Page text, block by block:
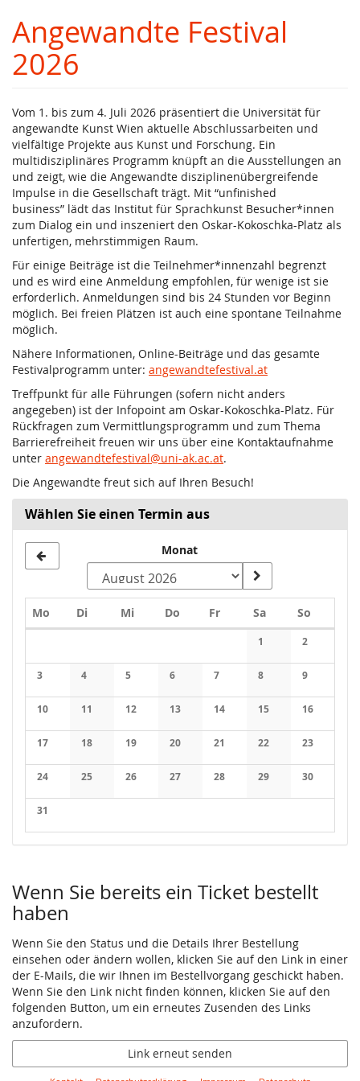
Haupt-
Inhalt
springen
Angewandte Festival
2026
Vom 1. bis zum 4. Juli 2026 präsentiert die Universität für
angewandte Kunst Wien aktuelle Abschlussarbeiten und
vielfältige Projekte aus Kunst und Forschung. Ein
multidisziplinäres Programm knüpft an die Ausstellungen an
und zeigt, wie die Angewandte disziplinenübergreifende
Impulse in die Gesellschaft trägt. Mit “unfinished
business” lädt das Institut für Sprachkunst Besucher*innen
zum Dialog ein und inszeniert den Oskar-Kokoschka-Platz als
unfertigen, mehrstimmigen Raum.
Für einige Beiträge ist die Teilnehmer*innenzahl begrenzt
und es wird eine Anmeldung empfohlen, für wenige ist sie
erforderlich. Anmeldungen sind bis 24 Stunden vor Beginn
möglich. Bei freien Plätzen ist auch eine spontane Teilnahme
möglich.
Nähere Informationen, Online-Beiträge und das gesamte
Festivalprogramm unter: angewandtefestival.at
Treffpunkt für alle Führungen (sofern nicht anders
angegeben) ist der Infopoint am Oskar-Kokoschka-Platz. Für
Rückfragen zum Vermittlungsprogramm und zum Thema
Barrierefreiheit freuen wir uns über eine Kontaktaufnahme
unter angewandtefestival@uni-ak.ac.at.
Die Angewandte freut sich auf Ihren Besuch!
Wählen Sie einen Termin aus
Monat
Mo Montag
DiDienstag
MiMittwoch
Do Donnerstag
FrFreitagSaSamstag
So
1
Keine
2
Keine
3
Keine Veranstaltungen
4
Keine Veranstaltungen
5
Keine Veranstaltungen
6
Keine Veranstaltungen
7
Keine Veranstaltungen
8
Keine
9
Keine
10
Keine Veranstaltungen
11
Keine Veranstaltungen
12
Keine Veranstaltungen
13
Keine Veranstaltungen
14
Keine Veranstaltungen
15
Keine
16
Keine
17
Keine Veranstaltungen
18
Keine Veranstaltungen
19
Keine Veranstaltungen
20
Keine Veranstaltungen
21
Keine Veranstaltungen
22
Keine
23
Keine
24
Keine Veranstaltungen
25
Keine Veranstaltungen
26
Keine Veranstaltungen
27
Keine Veranstaltungen
28
Keine Veranstaltungen
29
Keine
30
Keine
31
Keine Veranstaltungen
Wenn Sie bereits ein Ticket bestellt
haben
Wenn Sie den Status und die Details Ihrer Bestellung
einsehen oder ändern wollen, klicken Sie auf den Link in einer
der E-Mails, die wir Ihnen im Bestellvorgang geschickt haben.
Wenn Sie den Link nicht finden können, klicken Sie auf den
folgenden Button, um ein erneutes Zusenden des Links
anzufordern.
Link erneut senden